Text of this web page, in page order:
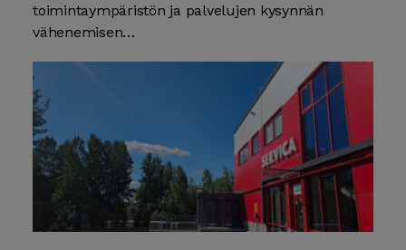
toimintaympäristön ja palvelujen kysynnän
vähenemisen…